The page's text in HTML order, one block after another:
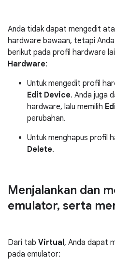
Anda tidak dapat mengedit
hardware bawaan, tetapi
berikut pada profil hardware
Hardware:
Untuk mengedit profil
Edit Device. Anda juga
hardware, lalu memilih
perubahan.
Untuk menghapus profil
Delete.
Menjalankan dan
emulator, serta
Dari tab Virtual , Anda dapat
pada emulator: